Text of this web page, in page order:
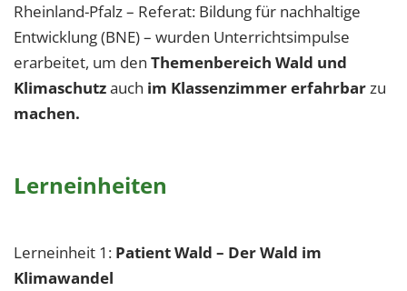
Rheinland-Pfalz – Referat: Bildung für nachhaltige
Entwicklung (BNE) – wurden Unterrichtsimpulse
erarbeitet, um den Themenbereich Wald und
Klimaschutzauch im Klassenzimmer erfahrbarzu
machen.
Lerneinheiten
Lerneinheit 1: Patient Wald – Der Wald im
Klimawandel